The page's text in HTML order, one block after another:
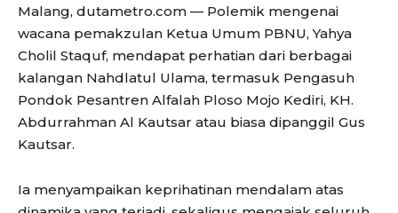
Malang, dutametro.com — Polemik mengenai
wacana pemakzulan Ketua Umum PBNU, Yahya
Cholil Staquf, mendapat perhatian dari berbagai
kalangan Nahdlatul Ulama, termasuk Pengasuh
Pondok Pesantren Alfalah Ploso Mojo Kediri, KH.
Abdurrahman Al Kautsar atau biasa dipanggil Gus
Kautsar.
Ia menyampaikan keprihatinan mendalam atas